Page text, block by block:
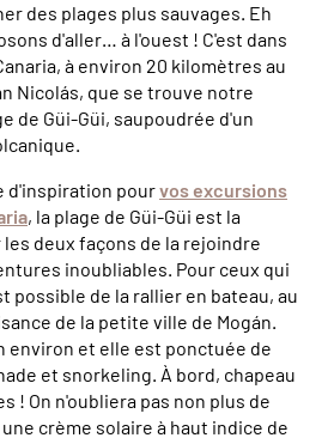
des plages plus sauvages. Eh
d'aller… à l'ouest ! C'est dans
à environ 20 kilomètres au
Nicolás, que se trouve notre
de Güi-Güi, saupoudrée d'un
d'inspiration pourvos excursions
, la plage de Güi-Güi est la
deux façons de la rejoindre
inoubliables. Pour ceux qui
possible de la rallier en bateau, au
de la petite ville de Mogán.
environ et elle est ponctuée de
et snorkeling. À bord, chapeau
! On n'oubliera pas non plus de
une crème solaire à haut indice de